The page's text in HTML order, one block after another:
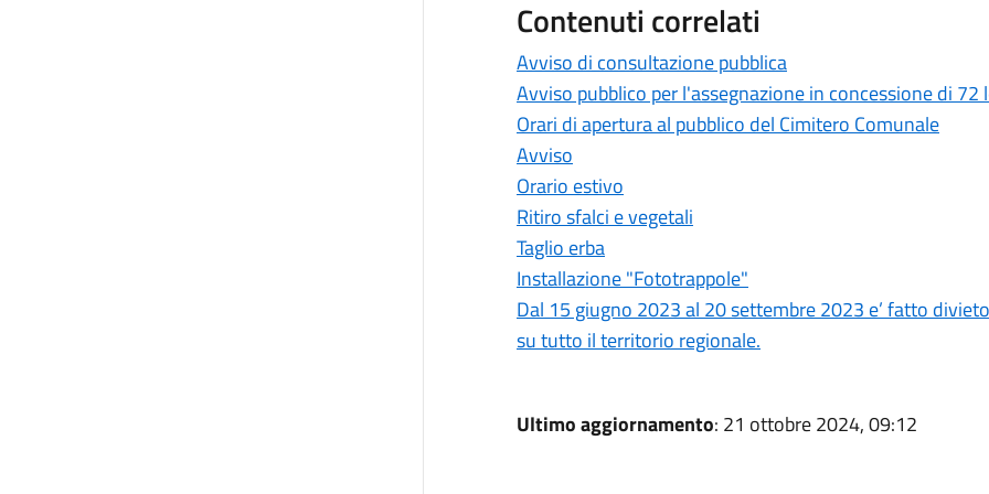
Contenuti correlati
Avviso di consultazione pubblica
Avviso pubblico per l'assegnazione in concessione di 72
Orari di apertura al pubblico del Cimitero Comunale
Avviso
Orario estivo
Ritiro sfalci e vegetali
Taglio erba
Installazione "Fototrappole"
Dal 15 giugno 2023 al 20 settembre 2023 e’ fatto
su tutto il territorio regionale.
Ultimo aggiornamento: 21 ottobre 2024, 09:12